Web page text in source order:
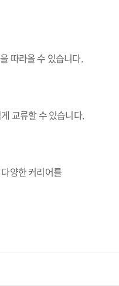
따라올 수 있습니다.
교류할 수 있습니다.
양한 커리어를